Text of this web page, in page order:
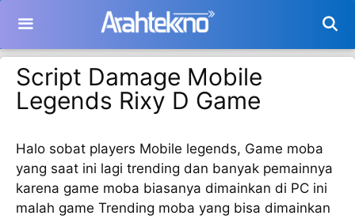
isi
Script Damage Mobile
Legends Rixy D Game
Halo sobat players Mobile legends, Game moba
yang saat ini lagi trending dan banyak pemainnya
karena game moba biasanya dimainkan di PC ini
malah game Trending moba yang bisa dimainkan